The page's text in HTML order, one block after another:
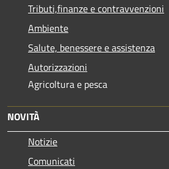
Tributi,finanze e contravvenzioni
Ambiente
Salute, benessere e assistenza
Autorizzazioni
Agricoltura e pesca
NOVITÀ
Notizie
Comunicati